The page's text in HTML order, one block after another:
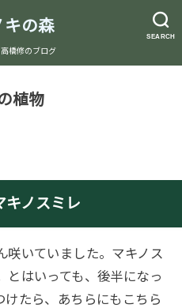
SEARCH
キの森
橋修のブログ
植物
ノスミレ
いていました。マキノス
とはいっても、後半になっ
けたら、あちらにもこちら